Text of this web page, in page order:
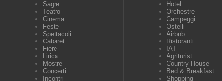
Sagre
Teatro
Cinema
Feste
Spettacoli
Cabaret
Fiere
Lirica
Mostre
Concerti
Incontri
Hotel
Orchestre
Campeggi
Ostelli
Airbnb
Ristoranti
IAT
Agriturist
Country House
Bed & Breakfast
Shopping